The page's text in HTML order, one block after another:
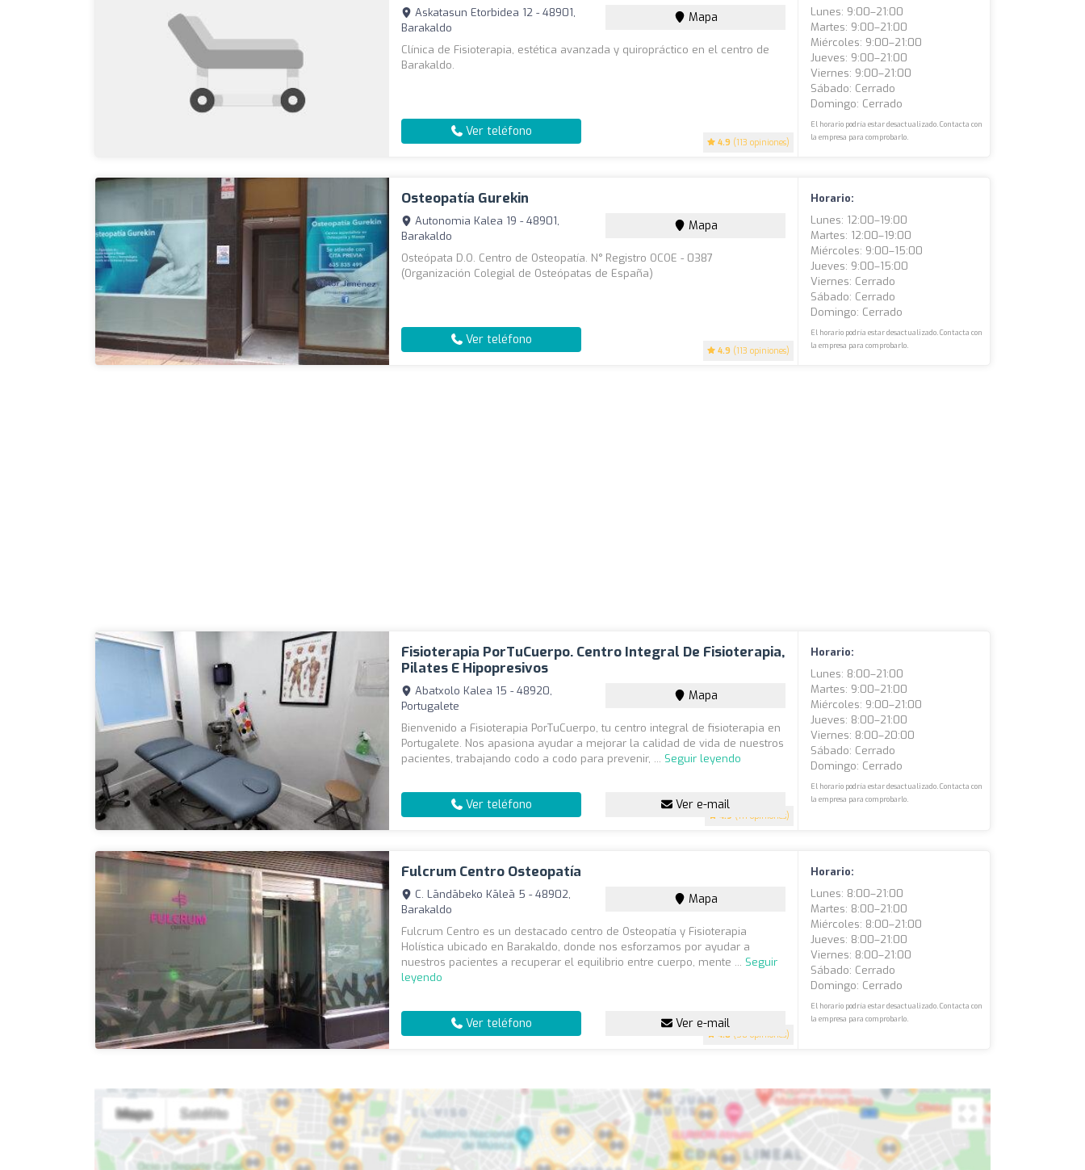
4.9 (113 opiniones)
Askatasun Etorbidea 12 - 48901,
Barakaldo
Mapa
Clínica de Fisioterapia, estética avanzada y quiropráctico en el centro de
Barakaldo.
Ver teléfono
Lunes: 9:00–21:00
Martes: 9:00–21:00
Miércoles: 9:00–21:00
Jueves: 9:00–21:00
Viernes: 9:00–21:00
Sábado: Cerrado
Domingo: Cerrado
El horario podría estar desactualizado. Contacta con
la empresa para comprobarlo.
Osteopatía Gurekin
4.9 (113 opiniones)
Autonomia Kalea 19 - 48901,
Barakaldo
Mapa
Osteópata D.O. Centro de Osteopatía. N° Registro OCOE - 0387
(Organización Colegial de Osteópatas de España)
Ver teléfono
Horario:
Lunes: 12:00–19:00
Martes: 12:00–19:00
Miércoles: 9:00–15:00
Jueves: 9:00–15:00
Viernes: Cerrado
Sábado: Cerrado
Domingo: Cerrado
El horario podría estar desactualizado. Contacta con
la empresa para comprobarlo.
Fisioterapia PorTuCuerpo. Centro Integral De Fisioterapia,
Pilates E Hipopresivos
4.9 (111 opiniones)
Abatxolo Kalea 15 - 48920,
Portugalete
Mapa
Bienvenido a Fisioterapia PorTuCuerpo, tu centro integral de fisioterapia en
Portugalete. Nos apasiona ayudar a mejorar la calidad de vida de nuestros
pacientes, trabajando codo a codo para prevenir, ... Seguir leyendo
Ver teléfono Ver e-mail
Horario:
Lunes: 8:00–21:00
Martes: 9:00–21:00
Miércoles: 9:00–21:00
Jueves: 8:00–21:00
Viernes: 8:00–20:00
Sábado: Cerrado
Domingo: Cerrado
El horario podría estar desactualizado. Contacta con
la empresa para comprobarlo.
Fulcrum Centro Osteopatía
4.8 (58 opiniones)
C. Lāndābeko Kāleā 5 - 48902,
Barakaldo
Mapa
Fulcrum Centro es un destacado centro de Osteopatía y Fisioterapia
Holística ubicado en Barakaldo, donde nos esforzamos por ayudar a
nuestros pacientes a recuperar el equilibrio entre cuerpo, mente ... Seguir
leyendo
Ver teléfono Ver e-mail
Horario:
Lunes: 8:00–21:00
Martes: 8:00–21:00
Miércoles: 8:00–21:00
Jueves: 8:00–21:00
Viernes: 8:00–21:00
Sábado: Cerrado
Domingo: Cerrado
El horario podría estar desactualizado. Contacta con
la empresa para comprobarlo.